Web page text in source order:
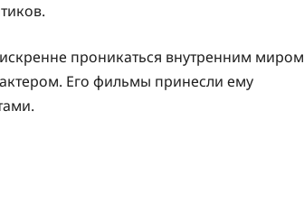
проникаться внутренним миром
Его фильмы принесли ему